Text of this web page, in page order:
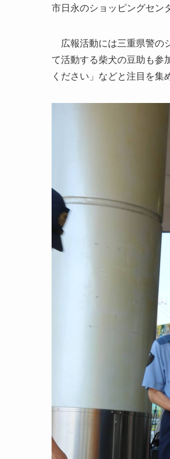
市日永のショッピングセン
広報活動には三重県警の
て活動する柴犬の豆助も参
ください」などと注目を集